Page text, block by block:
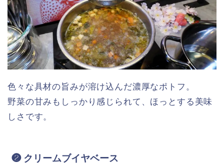
色々な具材の旨みが溶け込んだ濃厚なポトフ。
野菜の甘みもしっかり感じられて、ほっとする美味
しさです。
❷ クリームブイヤベース